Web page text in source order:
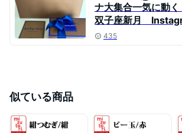
ナ大集合一気に
双子座新月
435
似ている商品